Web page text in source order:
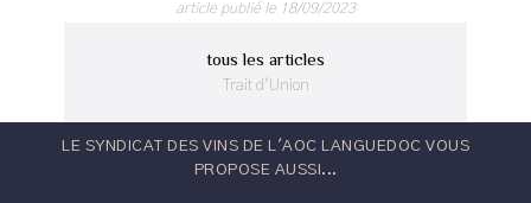
article publié le 18/09/2023
tous les articles
Trait d'Union
LE SYNDICAT DES VINS DE L'AOC LANGUEDOC VOUS
PROPOSE AUSSI...